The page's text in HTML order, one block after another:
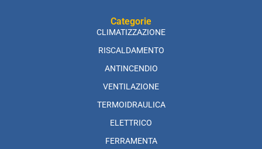
Categorie
CLIMATIZZAZIONE
RISCALDAMENTO
ANTINCENDIO
VENTILAZIONE
TERMOIDRAULICA
ELETTRICO
FERRAMENTA